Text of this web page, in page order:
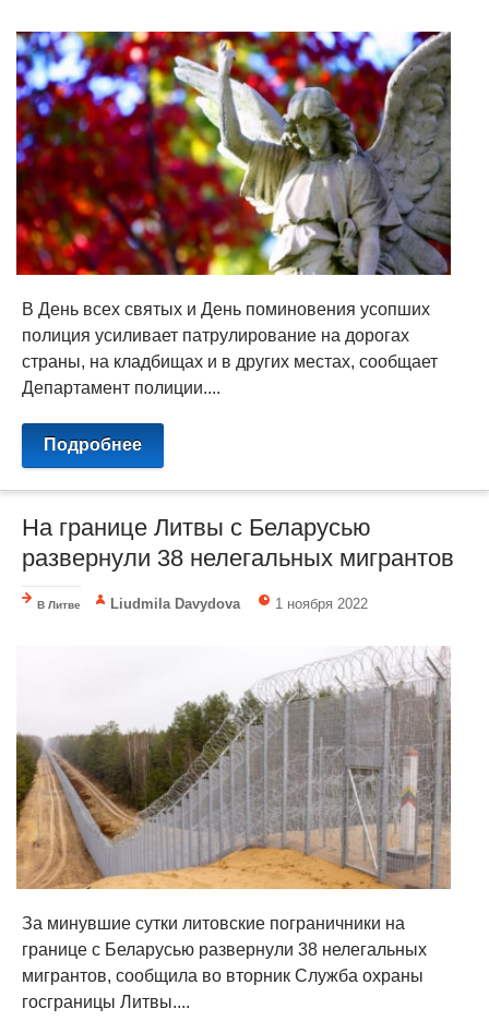
В День всех святых и День поминовения усопших
полиция усиливает патрулирование на дорогах
страны, на кладбищах и в других местах, сообщает
Департамент полиции....
Подробнее
На границе Литвы с Беларусью
развернули 38 нелегальных мигрантов
В Литве Liudmila Davydova 1 ноября 2022
За минувшие сутки литовские пограничники на
границе с Беларусью развернули 38 нелегальных
мигрантов, сообщила во вторник Служба охраны
госграницы Литвы....